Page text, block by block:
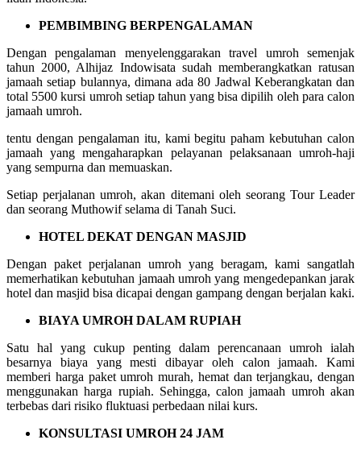
PEMBIMBING BERPENGALAMAN
Dengan pengalaman menyelenggarakan travel umroh semenjak
tahun 2000, Alhijaz Indowisata sudah memberangkatkan ratusan
jamaah setiap bulannya, dimana ada 80 Jadwal Keberangkatan dan
total 5500 kursi umroh setiap tahun yang bisa dipilih oleh para calon
jamaah umroh.
tentu dengan pengalaman itu, kami begitu paham kebutuhan calon
jamaah yang mengaharapkan pelayanan pelaksanaan umroh-haji
yang sempurna dan memuaskan.
Setiap perjalanan umroh, akan ditemani oleh seorang Tour Leader
dan seorang Muthowif selama di Tanah Suci.
HOTEL DEKAT DENGAN MASJID
Dengan paket perjalanan umroh yang beragam, kami sangatlah
memerhatikan kebutuhan jamaah umroh yang mengedepankan jarak
hotel dan masjid bisa dicapai dengan gampang dengan berjalan kaki.
BIAYA UMROH DALAM RUPIAH
Satu hal yang cukup penting dalam perencanaan umroh ialah
besarnya biaya yang mesti dibayar oleh calon jamaah. Kami
memberi harga paket umroh murah, hemat dan terjangkau, dengan
menggunakan harga rupiah. Sehingga, calon jamaah umroh akan
terbebas dari risiko fluktuasi perbedaan nilai kurs.
KONSULTASI UMROH 24 JAM